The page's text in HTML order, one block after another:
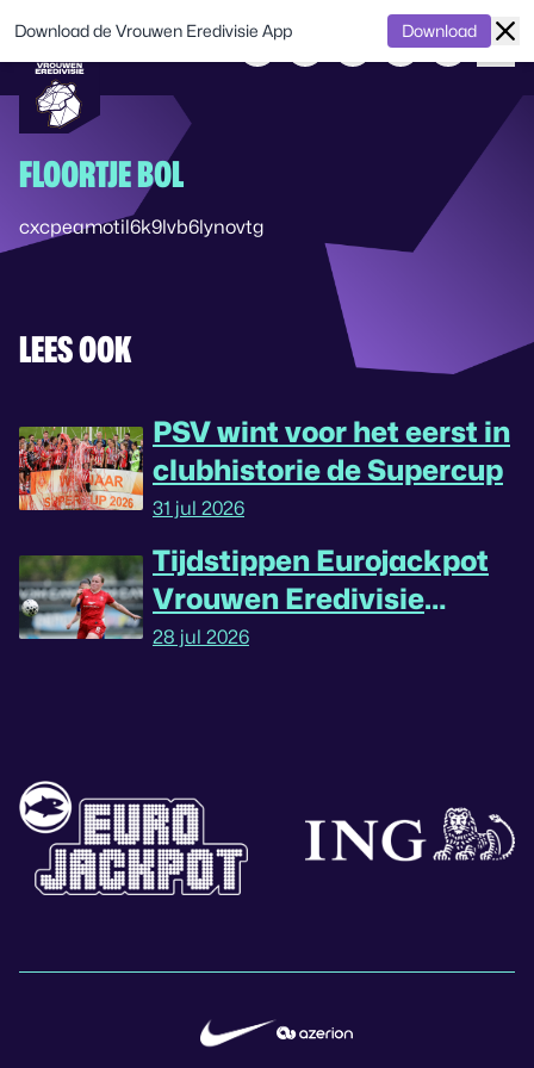
FLOORTJE BOL
cxcpeamotil6k9lvb6lynovtg
LEES OOK
PSV wint voor het eerst in
clubhistorie de Supercup
31 jul 2026
Tijdstippen Eurojackpot
Vrouwen Eredivisie
omgedraaid
28 jul 2026
Download de Vrouwen Eredivisie App Download